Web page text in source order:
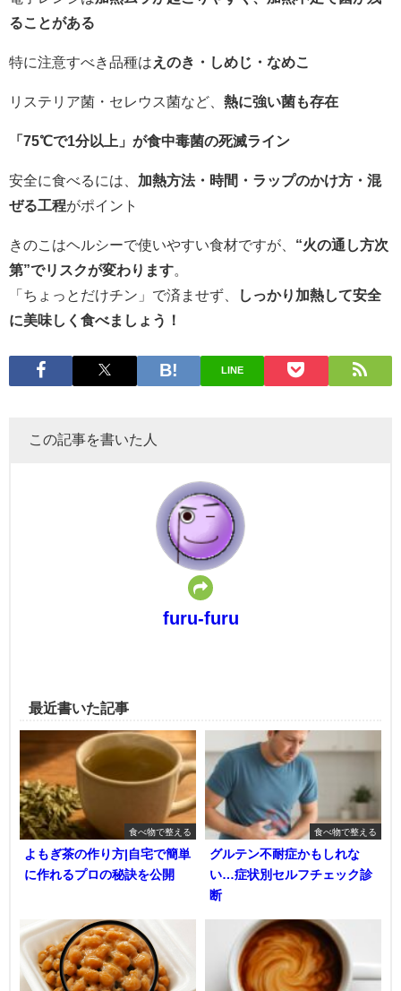
ることがある
特に注意すべき品種はえのき・しめじ・なめこ
リステリア菌・セレウス菌など、 熱に強い菌も存在
「75℃で1分以上」が食中毒菌の死滅ライン
安全に食べるには、 加熱方法・時間・ラップのかけ方・混
ぜる工程がポイント
きのこはヘルシーで使いやすい食材ですが、 “火の通し方次
第”でリスクが変わります
「ちょっとだけチン」で済ませず、
しっかり加熱して安全
に美味しく食べましょう！
LINE
この記事を書いた人
furu-furu
最近書いた記事
食べ物で整える
よもぎ茶の作り方|自宅で簡単
に作れるプロの秘訣を公開
食べ物で整える
グルテン不耐症かもしれな
い…症状別セルフチェック診
断